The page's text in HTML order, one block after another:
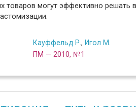
товаров могут эффективно
Кауффельд Р. , Игол М.
ПМ — 2010, №1